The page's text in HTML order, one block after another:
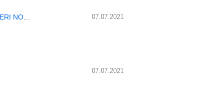
07.07.2021
07.07.2021